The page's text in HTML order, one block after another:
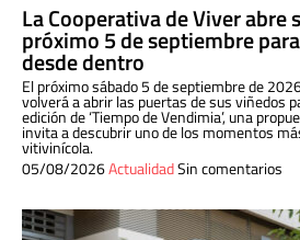
La Cooperativa de Viver abre
próximo 5 de septiembre
desde dentro
El próximo sábado 5 de septiembre de
volverá a abrir las puertas de sus viñedos
edición de ‘Tiempo de Vendimia’, una
invita a descubrir uno de los momentos
vitivinícola.
05/08/2026ActualidadSin comentarios